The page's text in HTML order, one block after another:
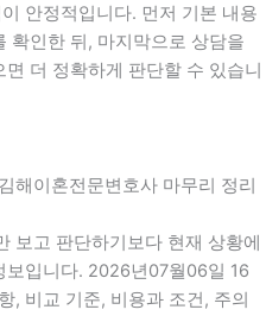
안정적입니다. 먼저 기본 내용
확인한 뒤, 마지막으로 상담을
더 정확하게 판단할 수 있습니
해이혼전문변호사 마무리 정리
보고 판단하기보다 현재 상황에
보입니다. 2026년07월06일 16
, 비교 기준, 비용과 조건, 주의